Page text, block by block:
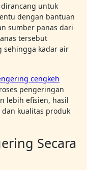
untuk
dengan bantuan
sumber panas dari
tersebut
sehingga kadar air
cengkeh
pengeringan
lebih efisien, hasil
kualitas produk
Secara